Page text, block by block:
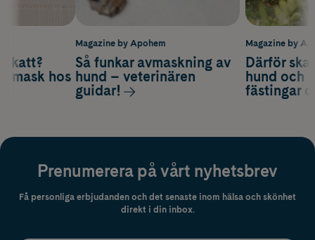
Magazine by
Därför
hund och
fästingar
katt?
mask hos
Magazine by Apohem
Så funkar avmaskning av
hund – veterinären
guidar!
Prenumerera på vårt nyhetsbrev
Få personliga erbjudanden och det senaste inom hälsa och skönhet
direkt i din inbox.